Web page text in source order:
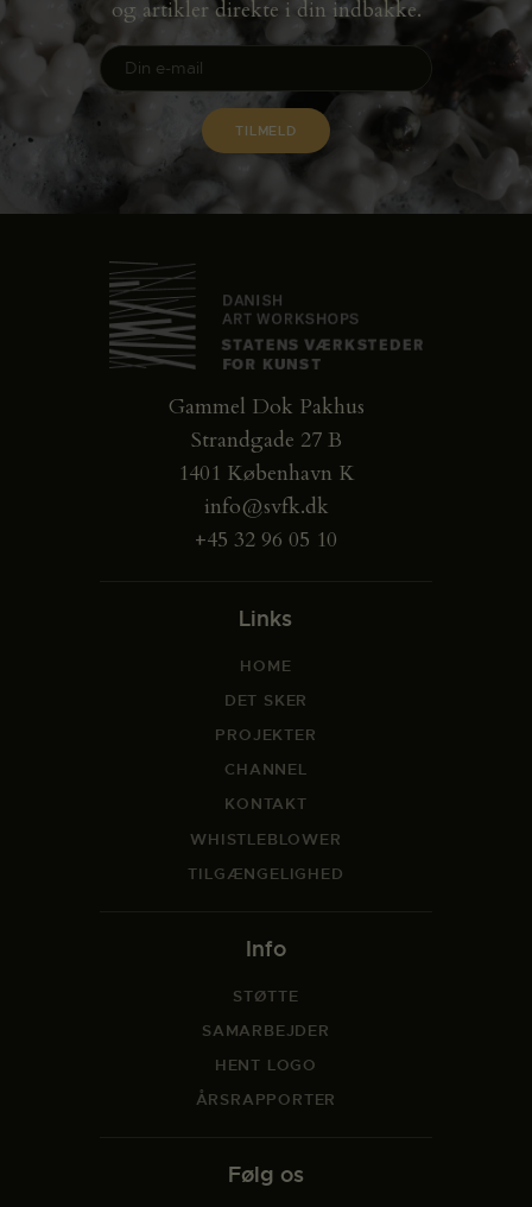
og artikler direkte i din indbakke.
Gammel Dok Pakhus
Strandgade 27 B
1401 København K
info@svfk.dk
+45 32 96 05 10
Links
HOME
DET SKER
PROJEKTER
CHANNEL
KONTAKT
WHISTLEBLOWER
TILGÆNGELIGHED
Info
STØTTE
SAMARBEJDER
HENT LOGO
ÅRSRAPPORTER
Følg os